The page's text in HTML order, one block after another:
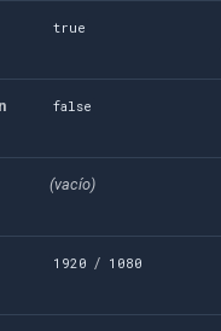
true
false
(vacío)
1920 / 1080